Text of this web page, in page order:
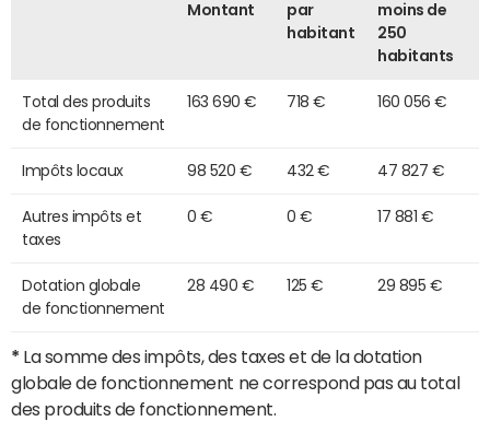
Montant
par
habitant
moins de
250
habitants
Total des produits
de fonctionnement
163 690 € 718 € 160 056 €
Impôts locaux 98 520 € 432 € 47 827 €
Autres impôts et
taxes
0 € 0 € 17 881 €
Dotation globale
de fonctionnement
28 490 € 125 € 29 895 €
* La somme des impôts, des taxes et de la dotation
globale de fonctionnement ne correspond pas au total
des produits de fonctionnement.